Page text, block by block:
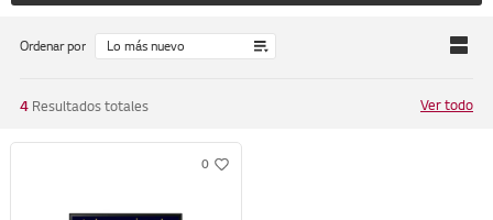
Ordenar por
4 Resultados totales Ver todo
0
w